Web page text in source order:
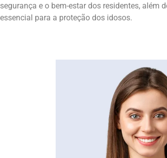
segurança e o bem-estar dos residentes,
essencial para a proteção dos idosos.